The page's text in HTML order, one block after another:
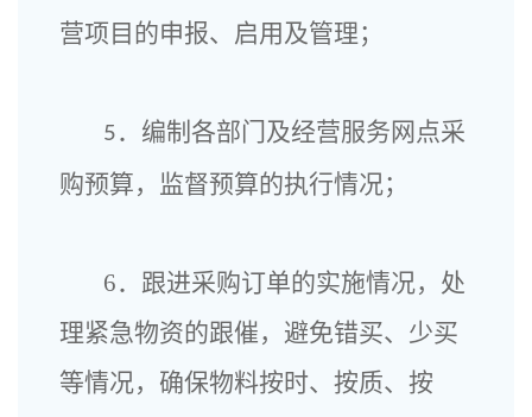
营项目的申报、启用及管理；
5．编制各部门及经营服务网点采
购预算，监督预算的执行情况；
6．跟进采购订单的实施情况，处
理紧急物资的跟催，避免错买、少买
等情况，确保物料按时、按质、按